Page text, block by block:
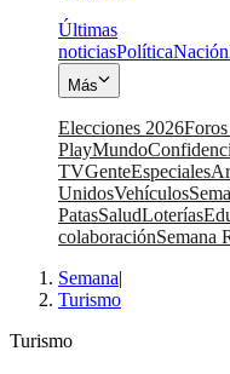
Últimas
noticiasPolíticaNación
Más
Elecciones 2026Foros
PlayMundo
TVGenteEspeciales
UnidosVehículos
PatasSaludLoterías
colaboraciónSemana
Semana|
Turismo
Turismo